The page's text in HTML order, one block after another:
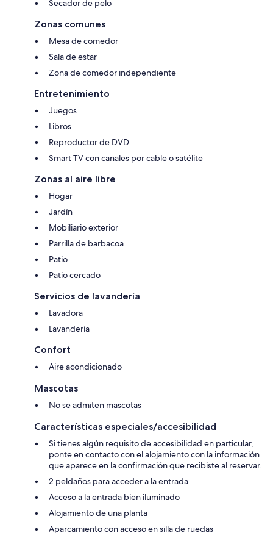
Secador de pelo
Zonas comunes
Mesa de comedor
Sala de estar
Zona de comedor independiente
Entretenimiento
Juegos
Libros
Reproductor de DVD
Smart TV con canales por cable o satélite
Zonas al aire libre
Hogar
Jardín
Mobiliario exterior
Parrilla de barbacoa
Patio
Patio cercado
Servicios de lavandería
Lavadora
Lavandería
Confort
Aire acondicionado
Mascotas
No se admiten mascotas
Características especiales/accesibilidad
Si tienes algún requisito de accesibilidad en particular,
ponte en contacto con el alojamiento con la información
que aparece en la confirmación que recibiste al reservar.
2 peldaños para acceder a la entrada
Acceso a la entrada bien iluminado
Alojamiento de una planta
Aparcamiento con acceso en silla de ruedas